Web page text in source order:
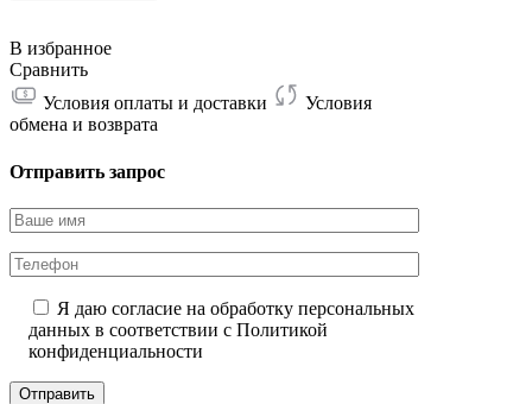
В избранное
Сравнить
Условия оплаты и доставки
Условия
обмена и возврата
Отправить запрос
Я даю согласие на обработку персональных
данных в соответствии с Политикой
конфиденциальности